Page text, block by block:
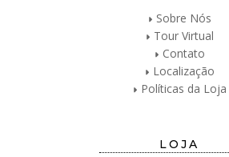
Sobre Nós
Tour Virtual
Contato
Localização
Políticas da Loja
LOJA